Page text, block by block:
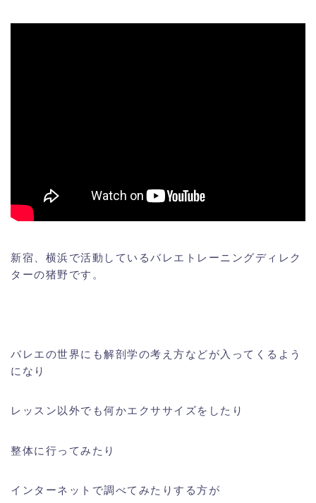
新宿、横浜で活動しているバレエトレーニングディレク
ターの猪野です。
バレエの世界にも解剖学の考え方などが入ってくるよう
になり
レッスン以外でも何かエクササイズをしたり
整体に行ってみたり
インターネットで調べてみたりする方が